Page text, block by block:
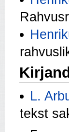
L.
tekst